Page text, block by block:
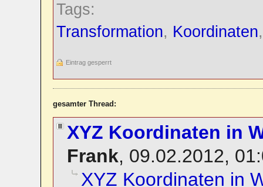
Tags:
Transformation, Koordinaten
Eintrag gesperrt
gesamter Thread:
XYZ Koordinaten in
Frank, 09.02.2012,
XYZ Koordinaten in